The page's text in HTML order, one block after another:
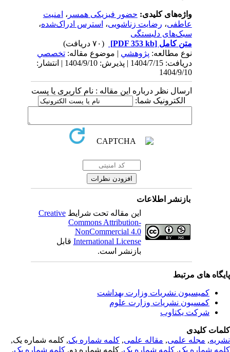
واژه‌های کلیدی:حضور فیزیکی همسر، امنیت
عاطفی،رضایت زناشویی،استرس ادراک‌شده،
سبک‌های دلبستگی
متن کامل[PDF 353 kb]
نوع مطالعه:پژوهشي| موضوع مقاله:تخصصي
دریافت: 1404/7/15 | پذیرش: 1404/9/10 | انتشار:
1404/9/10
ارسال نظر درباره این مقاله : نام کاربری یا پست
الکترونیک شما:
بازنشر اطلاعات
این مقاله تحت شرایطCreative
Commons Attribution-
NonCommercial 4.0
International Licenseقابل
بازنشر است.
های مرتبط
کمیسیون نشریات وزارت بهداشت
کمسیون نشریات وزارت علوم
شرکت یکتاوب
کلیدی
,مجله علمی, مقاله علمی, کلمه شماره یک, کلمه شماره یک,
شماره یک,کلمه شماره یک, کلمه شماره دو,کلمه شماره یک,